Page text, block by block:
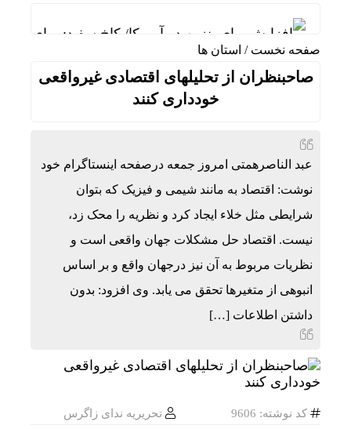
افزایش بهای بنزین در آمریکا/ کاخ سفید: برای
فوق‌تخصص نوزادان: شیر مادر برترین تغذیه برای
عملیات نصر ۲ چه تاثیری در معادلات جنگ داشت؟ *سعدالله زارعی
تنگی انگشتر و کفش در گرما؛ واکنش طبیعی بدن
بورس تهران چگونه از ریزش به رکوردشکنی تغییر
رضایی: یک درصد بودجه فوتبال را به والیبال نشسته
صفحه نخست / استان ها
صاحبنظران از تحلیلهای اقتصادی غیرواقعی
خودداری کنند
عبد الناصرهمتی امروز جمعه درصفحه اینستاگرام خود
نوشت: اقتصاد به مانند شیمی و فیزیک که بتوان
شرایطی مثل خلاء ایجاد کرد و نظریه را محک زد،
نیست. اقتصاد حل مشکلات جهان واقعی است و
نظریات مربوط به آن نیز درجهان واقع و بر اساس
انبوهی از متغیرها تحقق می یابد. وی افزود: بدون
داشتن اطلاعات […]
کد نوشته: 9606
تحریریه ندای زاگرس